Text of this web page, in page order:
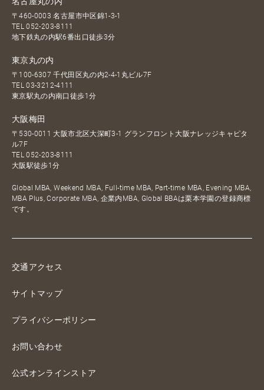
〒460-0003 名古屋市中区錦1-3-1
TEL052-203-8111
地下鉄丸の内駅6番出口徒歩3分
東京丸の内
〒100-6307 千代田区丸の内2-4-1丸ビル7F
TEL03-3212-4111
東京駅丸の内南口徒歩1分
大阪梅田
〒530-0011 大阪市北区大深町3-1 グランフロント大阪ナレッジキャピタ
ル7F
TEL052-203-8111
大阪駅徒歩1分
Global MBA, Weekend MBA, Full-time MBA, Part-time MBA, Evening MBA,
MBA Plus, Corporate MBA, 企業内MBA, Global BBAは栗本学園の登録商標
です。
交通アクセス
サイトマップ
プライバシーポリシー
お問い合わせ
公式オンラインストア